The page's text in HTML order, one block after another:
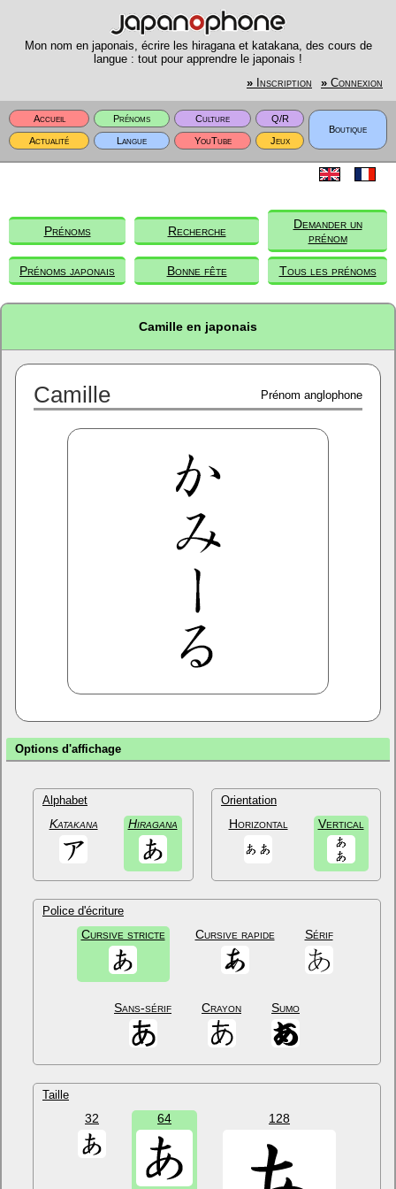
Mon nom en japonais, écrire les hiragana et katakana, des cours de
langue : tout pour apprendre le japonais !
» Inscription » Connexion
Accueil Prénoms Culture
Q/R
Boutique
Actualité
Langue YouTube Jeux
Prénoms Recherche
Demander un
prénom
Prénoms japonais Bonne fête Tous les prénoms
Camille en japonais
Camille Prénom anglophone
Options d'affichage
Alphabet
Katakana Hiragana
Orientation
Horizontal Vertical
Police d'écriture
Cursive stricte Cursive rapide Sérif
Sans-sérif Crayon Sumo
Taille
32 64 128